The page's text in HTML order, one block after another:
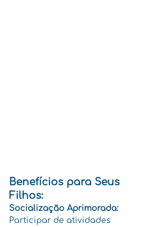
Benefícios para Seus
Filhos:
Socialização Aprimorada:
Participar de atividades